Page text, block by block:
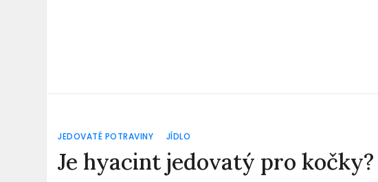
JEDOVATÉ POTRAVINY JÍDLO
Je hyacint jedovatý pro